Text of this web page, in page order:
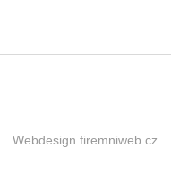
Webdesign firemniweb.cz